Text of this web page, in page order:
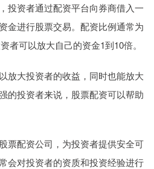
投资者通过配资平台向券商借入一
金进行股票交易。配资比例通常为
者可以放大自己的资金1到10倍。
放大投资者的收益，同时也能放大
的投资者来说，股票配资可以帮助
票配资公司，为投资者提供安全可
会对投资者的资质和投资经验进行